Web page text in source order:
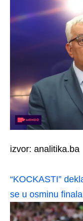
izvor: analitika.ba
“KOCKASTI”
se u osminu